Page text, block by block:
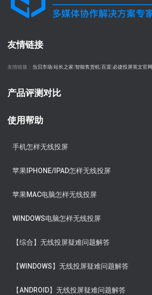
友情链接
友情链接： 当贝市场 站长之家 智能售货机 百度 必捷投屏英文官网
产品评测对比
使用帮助
手机怎样无线投屏
苹果IPHONE/IPAD怎样无线投屏
苹果MAC电脑怎样无线投屏
WINDOWS电脑怎样无线投屏
【综合】无线投屏疑难问题解答
【WINDOWS】无线投屏疑难问题解答
【ANDROID】无线投屏疑难问题解答